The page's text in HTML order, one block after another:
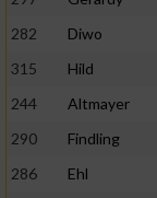
282
Diwo
315
Hild
244
Altmayer
290
Findling
286
Ehl